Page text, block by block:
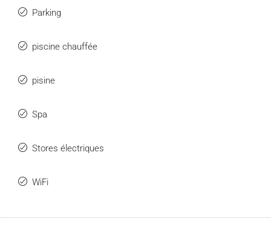
Parking
piscine chauffée
pisine
Spa
Stores électriques
WiFi